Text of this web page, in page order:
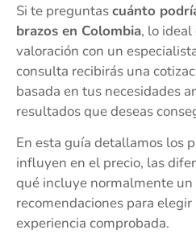
Si te preguntascuánto
brazos en Colombia, lo
valoración con un
consulta recibirás una
basada en tus necesidades
resultados que deseas
En esta guía detallamos los
influyen en el precio, las
qué incluye normalmente
recomendaciones para
experiencia comprobada.